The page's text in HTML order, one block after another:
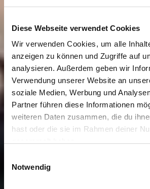
Diese Webseite verwendet Cookies
Wir verwenden Cookies, um alle
anzeigen zu können und Zugriffe auf
analysieren. Außerdem geben wir
Verwendung unserer Website an
soziale Medien, Werbung und
Partner führen diese Informationen
weiteren Daten zusammen, die du
hast oder die sie im Rahmen deiner
Notwendig